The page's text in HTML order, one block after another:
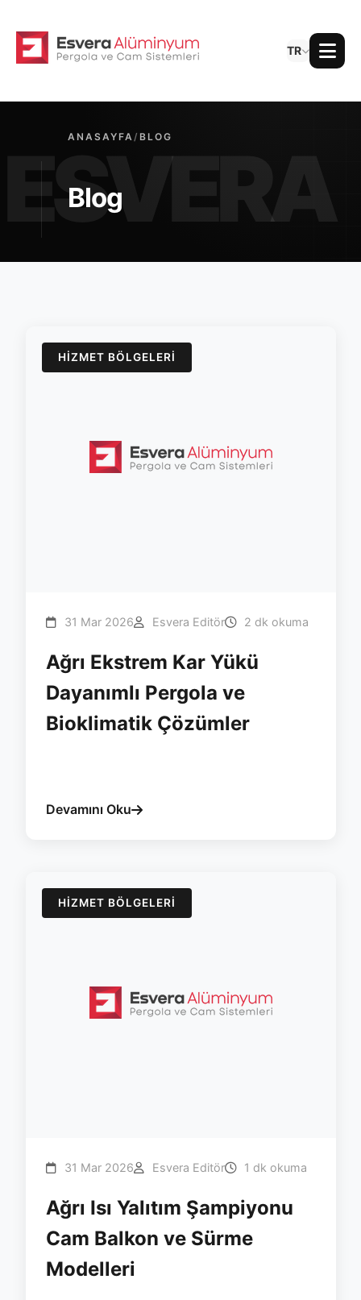
TR
ANASAYFA/ BLOG
Blog
HIZMET BÖLGELERI
31 Mar 2026 Esvera Editör 2 dk okuma
Ağrı Ekstrem Kar Yükü
Dayanımlı Pergola ve
Bioklimatik Çözümler
Devamını Oku
HIZMET BÖLGELERI
31 Mar 2026 Esvera Editör 1 dk okuma
Ağrı Isı Yalıtım Şampiyonu
Cam Balkon ve Sürme
Modelleri